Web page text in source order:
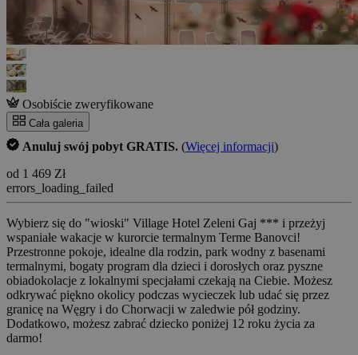
Osobiście zweryfikowane
Cała galeria
Anuluj swój pobyt GRATIS. (Więcej informacji)
od 1 469 Zł
errors_loading_failed
Wybierz się do "wioski" Village Hotel Zeleni Gaj *** i przeżyj
wspaniałe wakacje w kurorcie termalnym Terme Banovci!
Przestronne pokoje, idealne dla rodzin, park wodny z basenami
termalnymi, bogaty program dla dzieci i dorosłych oraz pyszne
obiadokolacje z lokalnymi specjałami czekają na Ciebie. Możesz
odkrywać piękno okolicy podczas wycieczek lub udać się przez
granicę na Węgry i do Chorwacji w zaledwie pół godziny.
Dodatkowo, możesz zabrać dziecko poniżej 12 roku życia za
darmo!